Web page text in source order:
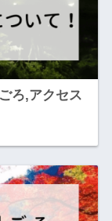
ろ,アクセス